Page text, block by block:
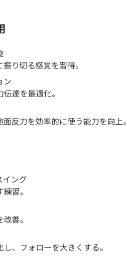
り切る感覚を習得。
ン
達を最適化。
反力を効率的に使う能力を向上。
イング
習。
善。
、フォローを大きくする。